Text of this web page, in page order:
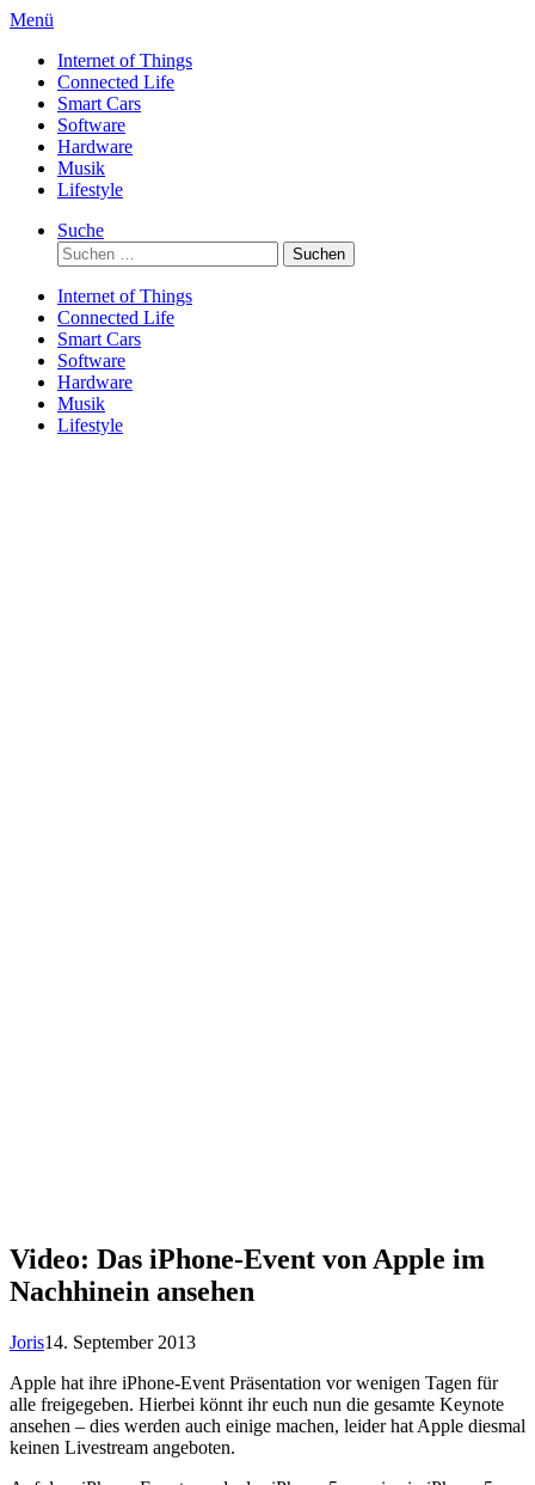
Direkt
Inhalt
Menü
Internet of Things
Connected Life
Smart Cars
Software
Hardware
Musik
Lifestyle
Suche
Suchen
nach:
Internet of Things
Connected Life
Smart Cars
Software
Hardware
Musik
Lifestyle
Video: Das iPhone-Event von Apple im
Nachhinein ansehen
Joris14. September 2013
Apple hat ihre iPhone-Event Präsentation vor wenigen Tagen für
alle freigegeben. Hierbei könnt ihr euch nun die gesamte Keynote
ansehen – dies werden auch einige machen, leider hat Apple diesmal
keinen Livestream angeboten.